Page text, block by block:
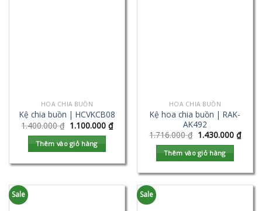
HOA CHIA BUỒN
Kệ chia buồn | HCVKCB08
1.400.000₫ 1.100.000 ₫
Thêm vào giỏ hàng
HOA CHIA BUỒN
Kệ hoa chia buồn | RAK-
AK492
1.716.000₫ 1.430.000 ₫
Thêm vào giỏ hàng
Sale Sale